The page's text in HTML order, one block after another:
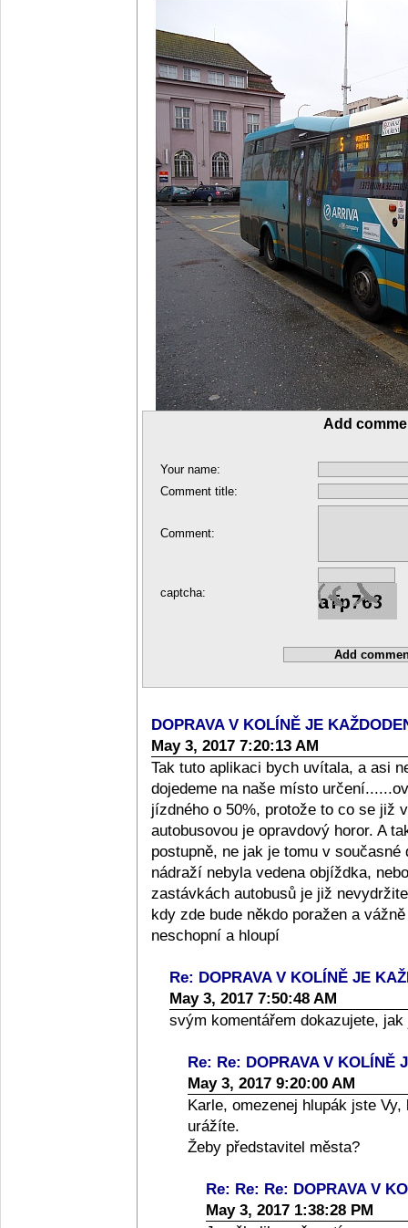
Add
Your name:
Comment title:
Comment:
captcha:
DOPRAVA V KOLÍNĚ JE
May 3, 2017 7:20:13 AM
Tak tuto aplikaci bych uvítala, a asi
dojedeme na naše místo
jízdného o 50%, protože to co se již
autobusovou je opravdový horor. A
postupně, ne jak je tomu v
nádraží nebyla vedena objíždka,
zastávkách autobusů je již
kdy zde bude někdo poražen a
neschopní a hloupí
Re: DOPRAVA V KOLÍNĚ JE
May 3, 2017 7:50:48 AM
svým komentářem dokazujete,
Re: Re: DOPRAVA V KOLÍNĚ
May 3, 2017 9:20:00 AM
Karle, omezenej hlupák jste
urážíte.
Žeby představitel města?
Re: Re: Re: DOPRAVA V
May 3, 2017 1:38:28 PM